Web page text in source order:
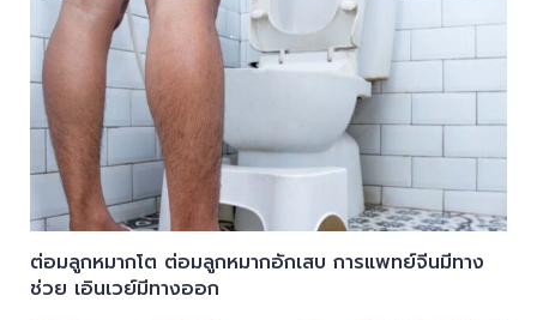
ต่อมลูกหมากโต ต่อมลูกหมากอักเสบ การแพทย์จีนมีทาง
ช่วย เอินเวย์มีทางออก